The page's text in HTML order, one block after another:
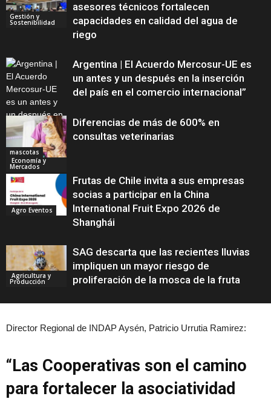
Gestión y
Sostenibilidad
asesores técnicos fortalecen
capacidades en calidad del agua de
riego
Economía y
Mercados
Argentina | El Acuerdo Mercosur-UE es
un antes y un después en la inserción
del país en el comercio internacional”
mascotas
Diferencias de más de 600% en
consultas veterinarias
Agro Eventos
Frutas de Chile invita a sus empresas
socias a participar en la China
International Fruit Expo 2026 de
Shanghái
Agricultura y
Producción
SAG descarta que las recientes lluvias
impliquen un mayor riesgo de
proliferación de la mosca de la fruta
Director Regional de INDAP Aysén, Patricio Urrutia Ramirez:
“Las Cooperativas son el camino
para fortalecer la asociatividad